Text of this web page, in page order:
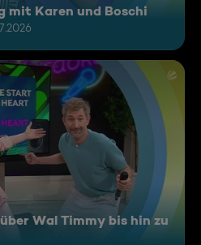
mit Karen und Boschi
Wal Timmy bis hin zu